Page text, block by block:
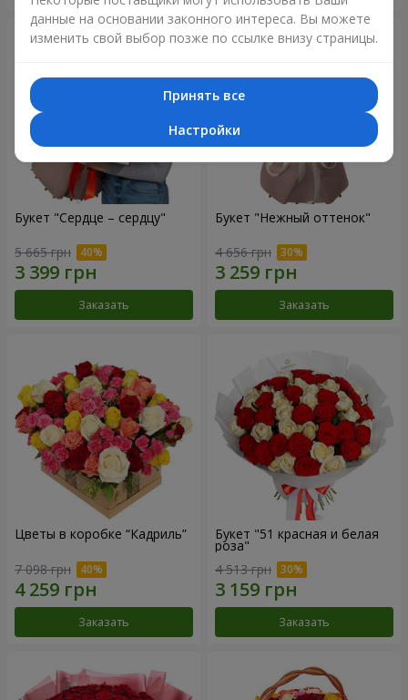
Букет "Сердце – сердцу"
5 665 грн
Заказать
Букет "Нежный оттенок"
4 656 грн
Заказать
Цветы в коробке “Кадриль”
7 098 грн
Заказать
Букет "51 красная и белая
роза"
4 513 грн
Заказать
данные на основании законного интереса. Вы можете
изменить свой выбор позже по ссылке внизу страницы.
Принять все
Настройки